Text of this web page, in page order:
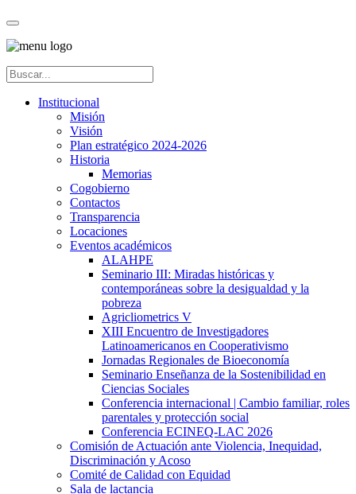
Institucional
Misión
Visión
Plan estratégico 2024-2026
Historia
Memorias
Cogobierno
Contactos
Transparencia
Locaciones
Eventos académicos
ALAHPE
Seminario III: Miradas históricas y
contemporáneas sobre la desigualdad y la
pobreza
Agricliometrics V
XIII Encuentro de Investigadores
Latinoamericanos en Cooperativismo
Jornadas Regionales de Bioeconomía
Seminario Enseñanza de la Sostenibilidad en
Ciencias Sociales
Conferencia internacional | Cambio familiar, roles
parentales y protección social
Conferencia ECINEQ-LAC 2026
Comisión de Actuación ante Violencia, Inequidad,
Discriminación y Acoso
Comité de Calidad con Equidad
Sala de lactancia